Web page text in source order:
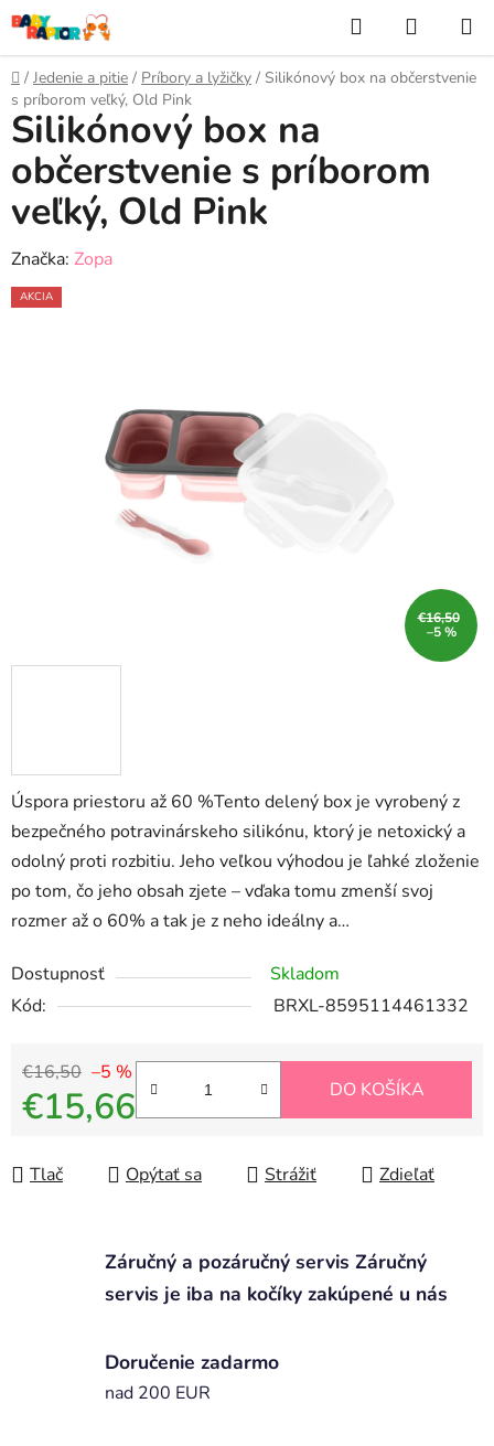
Prejsť
na
obsah
Hľadať
KOŠÍK
Domov
/ Jedenie a pitie / Príbory a lyžičky / Silikónový box na občerstvenie
s príborom veľký, Old Pink
Úspora priestoru až 60 %Tento delený box je vyrobený z
bezpečného potravinárskeho silikónu, ktorý je netoxický a
odolný proti rozbitiu. Jeho veľkou výhodou je ľahké zloženie
po tom, čo jeho obsah zjete – vďaka tomu zmenší svoj
rozmer až o 60% a tak je z neho ideálny a…
Dostupnosť
Skladom
Kód:
BRXL-8595114461332
€16,50 –5 %
€15,66 DO KOŠÍKA
Tlač Opýtať sa Strážiť Zdieľať
Silikónový box na
občerstvenie s príborom
veľký, Old Pink
Značka: Zopa
AKCIA
€16,50
–5 %
Záručný a pozáručný servis Záručný
servis je iba na kočíky zakúpené u nás
Doručenie zadarmo
nad 200 EUR